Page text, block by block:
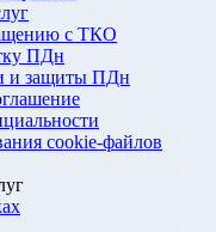
с ТКО
ПДн
и защиты ПДн
cookie-файлов